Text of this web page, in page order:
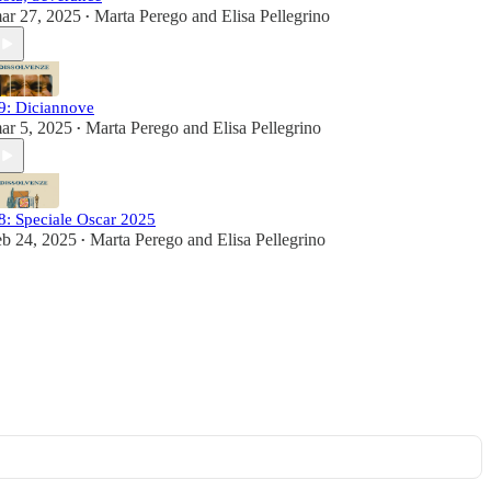
27, 2025 • Marta Perego and Elisa Pellegrino
Diciannove
5, 2025 • Marta Perego and Elisa Pellegrino
Speciale Oscar 2025
24, 2025 • Marta Perego and Elisa Pellegrino